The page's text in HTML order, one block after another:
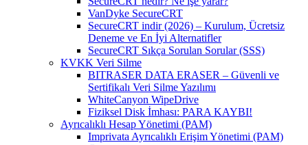
VanDyke SecureCRT
SecureCRT indir (2026) – Kurulum, Ücretsiz
Deneme ve En İyi Alternatifler
SecureCRT Sıkça Sorulan Sorular (SSS)
KVKK Veri Silme
BITRASER DATA ERASER – Güvenli ve
Sertifikalı Veri Silme Yazılımı
WhiteCanyon WipeDrive
Fiziksel Disk İmhası: PARA KAYBI!
Ayrıcalıklı Hesap Yönetimi (PAM)
Imprivata Ayrıcalıklı Erişim Yönetimi (PAM)